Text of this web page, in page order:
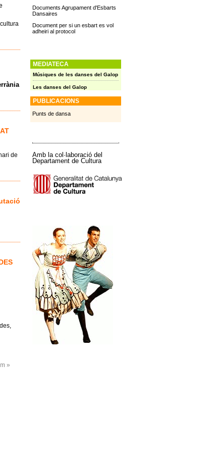
de
»
Documents Agrupament d'Esbarts
Dansaires
Document per si un esbart es vol
adheiri al protocol
MEDIATECA
Músiques de les danses del Galop
Les danses del Galop
PUBLICACIONS
Punts de dansa
Amb la col·laboració del
Departament de Cultura